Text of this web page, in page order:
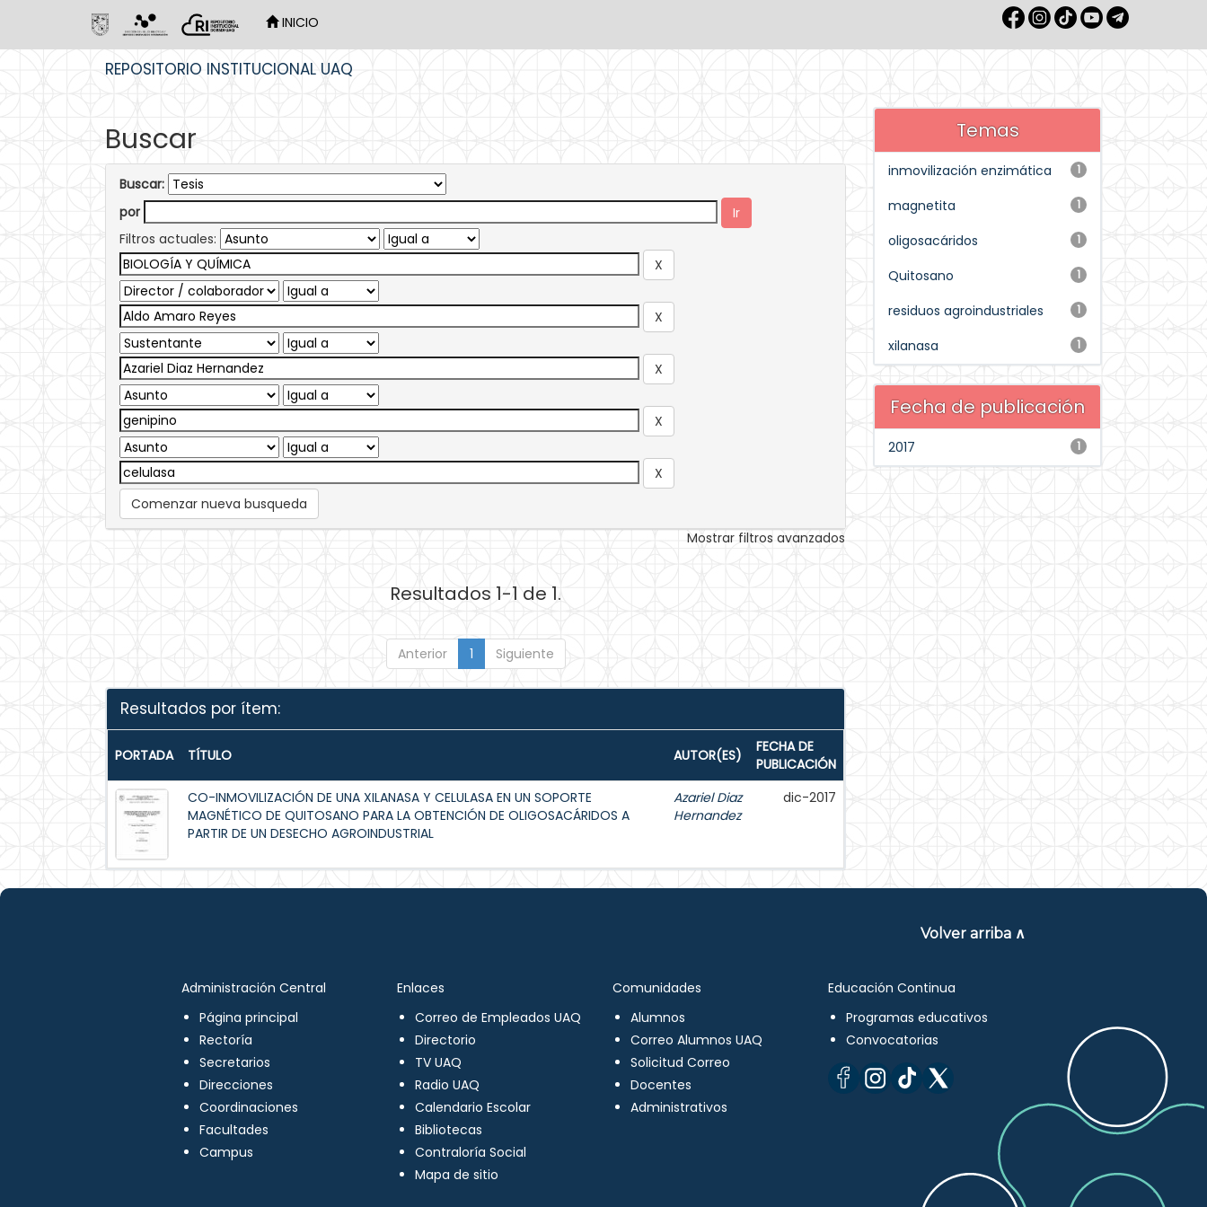
INICIO
REPOSITORIO INSTITUCIONAL UAQ
Buscar
Buscar:
por
Filtros actuales:
Comenzar nueva busqueda
Mostrar filtros avanzados
Resultados 1-1 de 1.
Anterior 1 Siguiente
Resultados por ítem:
PORTADA TÍTULO AUTOR(ES)
FECHA DE
PUBLICACIÓN
CO-INMOVILIZACIÓN DE UNA XILANASA Y CELULASA EN UN SOPORTE
MAGNÉTICO DE QUITOSANO PARA LA OBTENCIÓN DE OLIGOSACÁRIDOS A
PARTIR DE UN DESECHO AGROINDUSTRIAL
Azariel Diaz
Hernandez
dic-2017
Temas
1
inmovilización enzimática
1
magnetita
1
oligosacáridos
1
Quitosano
1
residuos agroindustriales
1
xilanasa
Fecha de publicación
1
2017
Volver arriba ∧
Administración Central
Página principal
Rectoría
Secretarios
Direcciones
Coordinaciones
Facultades
Campus
Enlaces
Correo de Empleados UAQ
Directorio
TV UAQ
Radio UAQ
Calendario Escolar
Bibliotecas
Contraloría Social
Mapa de sitio
Comunidades
Alumnos
Correo Alumnos UAQ
Solicitud Correo
Docentes
Administrativos
Educación Continua
Programas educativos
Convocatorias